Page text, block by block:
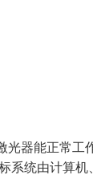
器能正常
系统由计算